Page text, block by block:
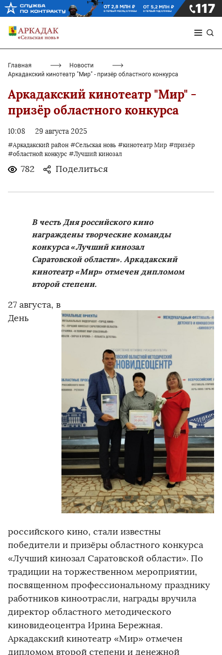
Главная
Новости
Аркадакский кинотеатр "Мир" - призёр областного конкурса
Аркадакский кинотеатр "Мир" -
призёр областного конкурса
10:08 29 августа 2025
#Аркадакский район #Сельская новь #кинотеатр Мир #призёр
#областной конкурс #Лучший кинозал
782 Поделиться
В честь Дня российского кино
награждены творческие команды
конкурса «Лучший кинозал
Саратовской области». Аркадакский
кинотеатр «Мир» отмечен дипломом
второй степени.
27 августа, в
День
российского кино, стали известны
победители и призёры областного конкурса
«Лучший кинозал Саратовской области». По
традиции на торжественном мероприятии,
посвященном профессиональному празднику
работников киноотрасли, награды вручила
директор областного методического
киновидеоцентра Ирина Бережная.
Аркадакский кинотеатр «Мир» отмечен
дипломом второй степени и денежной